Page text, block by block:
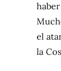
el
la